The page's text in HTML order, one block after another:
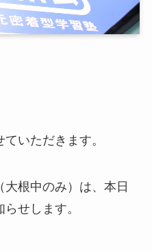
いただきます。
根中のみ）は、本日
せします。